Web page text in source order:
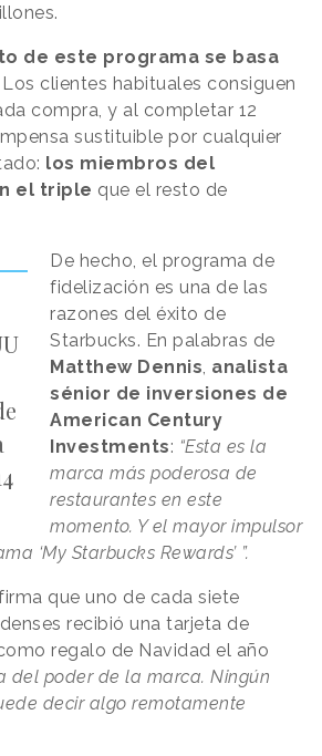
de este programa se basa
Los clientes habituales consiguen
compra, y al completar 12
sustituible por cualquier
los miembros del
el triple que el resto de
De hecho, el programa de
fidelización es una de las
razones del éxito de
Starbucks. En palabras de
Matthew Dennis, analista
sénior de inversiones de
American Century
Investments: “Esta es la
marca más poderosa de
restaurantes en este
momento. Y el mayor impulsor
‘My Starbucks Rewards’ ”.
que uno de cada siete
recibió una tarjeta de
regalo de Navidad el año
del poder de la marca. Ningún
decir algo remotamente